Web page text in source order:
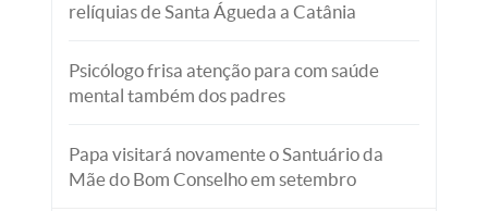
relíquias de Santa Águeda a Catânia
Psicólogo frisa atenção para com saúde
mental também dos padres
Papa visitará novamente o Santuário da
Mãe do Bom Conselho em setembro